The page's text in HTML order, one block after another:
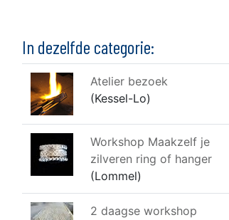
In dezelfde categorie:
Atelier bezoek
(Kessel-Lo)
Workshop Maakzelf je
zilveren ring of hanger
(Lommel)
2 daagse workshop